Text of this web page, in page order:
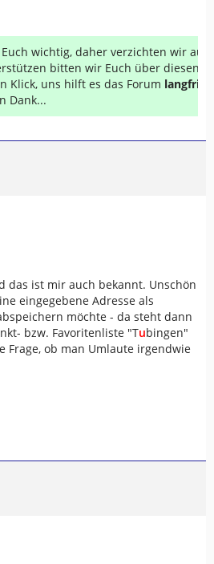
wichtig, daher verzichten wir auf
bitten wir Euch über diesen
Klick, uns hilft es das Forum
Dank...
das ist mir auch bekannt. Unschön
eingegebene Adresse als
möchte - da steht dann
bzw. Favoritenliste "Tubingen"
Frage, ob man Umlaute irgendwie